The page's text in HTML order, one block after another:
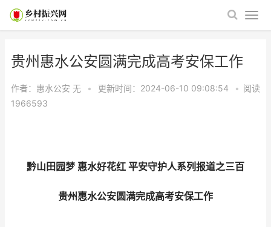
贵州惠水公安圆满完成高考安保工作
作者：惠水公安 无 • 更新时间：2024-06-10 09:08:54 • 阅读
1966593
黔山田园梦 惠水好花红 平安守护人系列报道之三百
贵州惠水公安圆满完成高考安保工作